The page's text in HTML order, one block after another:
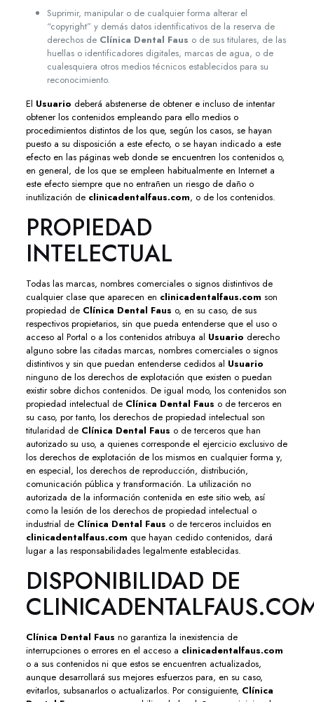
Suprimir, manipular o de cualquier forma alterar el
“copyright” y demás datos identificativos de la reserva de
derechos de Clínica Dental Faus o de sus titulares, de las
huellas o identificadores digitales, marcas de agua, o de
cualesquiera otros medios técnicos establecidos para su
reconocimiento.
El Usuario deberá abstenerse de obtener e incluso de intentar
obtener los contenidos empleando para ello medios o
procedimientos distintos de los que, según los casos, se hayan
puesto a su disposición a este efecto, o se hayan indicado a este
efecto en las páginas web donde se encuentren los contenidos o,
en general, de los que se empleen habitualmente en Internet a
este efecto siempre que no entrañen un riesgo de daño o
inutilización de clinicadentalfaus.com, o de los contenidos.
PROPIEDAD
INTELECTUAL
Todas las marcas, nombres comerciales o signos distintivos de
cualquier clase que aparecen en clinicadentalfaus.com son
propiedad de Clínica Dental Faus o, en su caso, de sus
respectivos propietarios, sin que pueda entenderse que el uso o
acceso al Portal o a los contenidos atribuya al Usuario derecho
alguno sobre las citadas marcas, nombres comerciales o signos
distintivos y sin que puedan entenderse cedidos al Usuario
ninguno de los derechos de explotación que existen o puedan
existir sobre dichos contenidos. De igual modo, los contenidos son
propiedad intelectual de Clínica Dental Faus o de terceros en
su caso, por tanto, los derechos de propiedad intelectual son
titularidad de Clínica Dental Faus o de terceros que han
autorizado su uso, a quienes corresponde el ejercicio exclusivo de
los derechos de explotación de los mismos en cualquier forma y,
en especial, los derechos de reproducción, distribución,
comunicación pública y transformación. La utilización no
autorizada de la información contenida en este sitio web, así
como la lesión de los derechos de propiedad intelectual o
industrial de Clínica Dental Faus o de terceros incluidos en
clinicadentalfaus.com que hayan cedido contenidos, dará
lugar a las responsabilidades legalmente establecidas.
DISPONIBILIDAD DE
Clínica Dental Faus no garantiza la inexistencia de
interrupciones o errores en el acceso a clinicadentalfaus.com
o a sus contenidos ni que estos se encuentren actualizados,
aunque desarrollará sus mejores esfuerzos para, en su caso,
evitarlos, subsanarlos o actualizarlos. Por consiguiente, Clínica